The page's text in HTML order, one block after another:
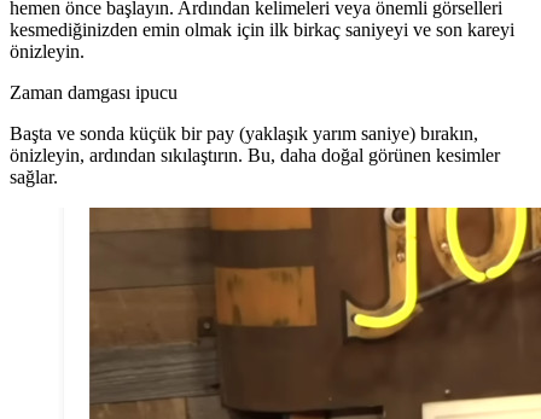
hemen önce başlayın. Ardından kelimeleri veya önemli görselleri
kesmediğinizden emin olmak için ilk birkaç saniyeyi ve son kareyi
önizleyin.
Zaman damgası ipucu
Başta ve sonda küçük bir pay (yaklaşık yarım saniye) bırakın,
önizleyin, ardından sıkılaştırın. Bu, daha doğal görünen kesimler
sağlar.